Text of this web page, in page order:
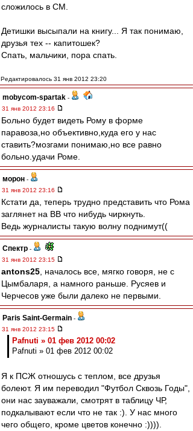
сложилось в СМ.
Детишки высыпали на книгу... Я так понимаю,
друзья тех -- капитошек?
Спать, мальчики, пора спать.
Редактировалось 31 янв 2012 23:20
mobycom-spartak -
31 янв 2012 23:16
Больно будет видеть Рому в форме
паравоза,но объективно,куда его у нас
ставить?мозгами понимаю,но все равно
больно.удачи Роме.
морон -
31 янв 2012 23:16
Кстати да, теперь трудно представить что Рома
заглянет на ВВ что нибудь чиркнуть.
Ведь журналисты такую волну поднимут((
Спектр -
31 янв 2012 23:15
antons25 , началось все, мягко говоря, не с
Цымбаларя, а намного раньше. Русяев и
Черчесов уже были далеко не первыми.
Paris Saint-Germain -
31 янв 2012 23:15
Pafnuti » 01 фев 2012 00:02
Pafnuti » 01 фев 2012 00:02
Я к ПСЖ отношусь с теплом, все друзья
болеют. Я им переводил "Футбол Сквозь Годы",
они нас зауважали, смотрят в таблицу ЧР,
подкалывают если что не так :). У нас много
чего общего, кроме цветов конечно :)))).